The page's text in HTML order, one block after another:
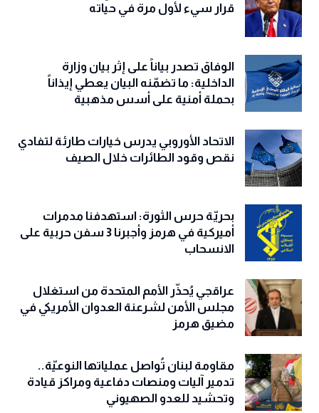
قرار سيء لأول مرة في حياته
الوفاق تصدر بياناً على إثر بيان وزارة
الداخلية: ما تضمّنه البيان يعطي إيذاناً
بحملة أمنية على أسس مذهبية
الاتحاد الأوروبي يدرس خيارات طارئة لتفادي
نقص وقود الطائرات خلال الصيف
بحريّة حرس الثورة: استهدفنا مدمرات
أميركية في هرمز وأجبرنا 3 سفن حربية على
الانسحاب
عراقجي يُحذّر الأمم المتحدة من استغلال
مجلس الأمن لشرعنة العدوان الأمريكي في
مضيق هرمز
مقاومة لبنان تُواصل عملياتها النوعيّة..
تدمير آليات ومنصات دفاعية ومراكز قيادة
وتحشيد للعدو الصهيوني